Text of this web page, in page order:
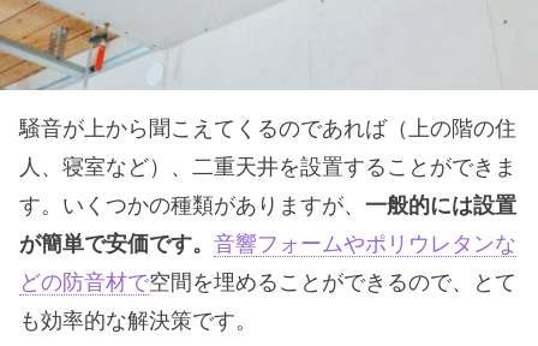
騒音が上から聞こえてくるのであれば（上の階の住
人、寝室など）、二重天井を設置することができま
す。いくつかの種類がありますが、 一般的には設置
が簡単で安価です。 音響フォームやポリウレタンな
どの防音材で空間を埋めることができるので、とて
も効率的な解決策です。